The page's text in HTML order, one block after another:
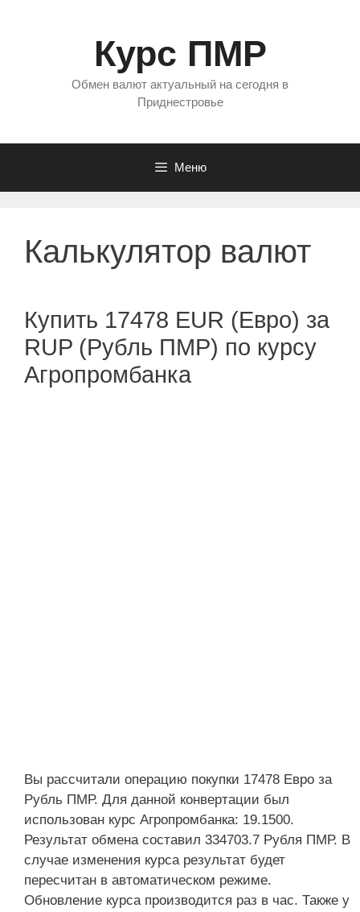
Курс ПМР
Обмен валют актуальный на сегодня в
Приднестровье
Меню
Калькулятор валют
Купить 17478 EUR (Евро) за
RUP (Рубль ПМР) по курсу
Агропромбанка
Вы рассчитали операцию покупки 17478 Евро за
Рубль ПМР. Для данной конвертации был
использован курс Агропромбанка: 19.1500.
Результат обмена составил 334703.7 Рубля ПМР. В
случае изменения курса результат будет
пересчитан в автоматическом режиме.
Обновление курса производится раз в час. Также у